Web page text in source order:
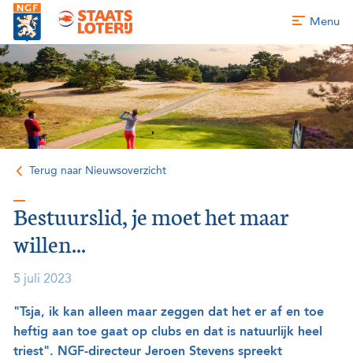
Menu
Terug naar Nieuwsoverzicht
Bestuurslid, je moet het maar
willen...
5 juli 2023
"Tsja, ik kan alleen maar zeggen dat het er af en toe
heftig aan toe gaat op clubs en dat is natuurlijk heel
triest". NGF-directeur Jeroen Stevens spreekt